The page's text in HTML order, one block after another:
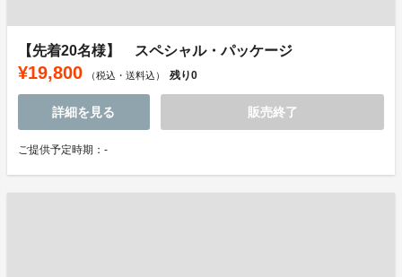
【先着20名様】 スペシャル・パッケージ
¥19,800 （税込・送料込） 残り0
詳細を見る 販売終了
ご提供予定時期：-